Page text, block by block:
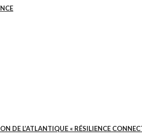
DE L’ATLANTIQUE « RÉSILIENCE